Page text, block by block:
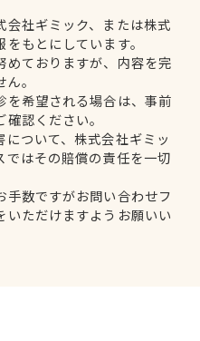
会社ギミック、または株式
もとにしています。
めておりますが、内容を完
。
を希望される場合は、事前
認ください。
ついて、株式会社ギミッ
ではその賠償の責任を一切
数ですがお問い合わせフ
いただけますようお願いい